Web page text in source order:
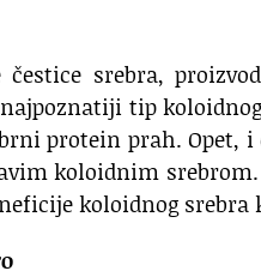
čestice srebra,
tip
protein prah. Opet,
koloidnim
koloidnog srebra